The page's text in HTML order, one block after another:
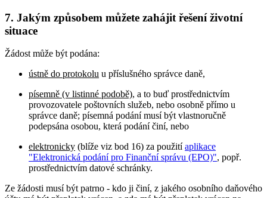
7. Jakým způsobem můžete zahájit řešení životní
situace
Žádost může být podána:
ústně do protokolu u příslušného správce daně,
písemně (v listinné podobě), a to buď prostřednictvím
provozovatele poštovních služeb, nebo osobně přímo u
správce daně; písemná podání musí být vlastnoručně
podepsána osobou, která podání činí, nebo
elektronicky (blíže viz bod 16) za použitíaplikace
"Elektronická podání pro Finanční správu (EPO)", popř.
prostřednictvím datové schránky.
Ze žádosti musí být patrno - kdo ji činí, z jakého osobního daňového